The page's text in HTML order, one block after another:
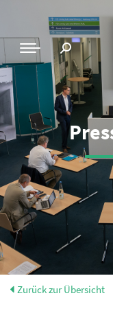
Zurück zur Übersicht